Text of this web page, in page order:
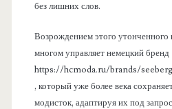
без лишних слов.
Возрождением этого утонченного
многом управляет немецкий бренд
https://hcmoda.ru/brands/
, который уже более века
модисток, адаптируя их под